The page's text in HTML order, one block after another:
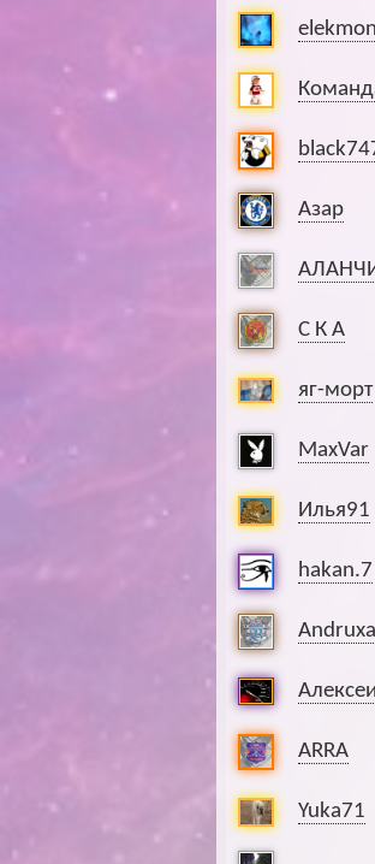
Азар
С К А
яг-морт
MaxVar
Илья91
hakan.7
ARRA
Yuka71